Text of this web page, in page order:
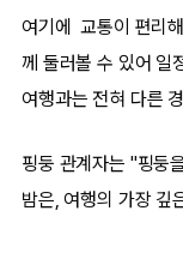
여기에 교통이 편리
께 둘러볼 수 있어 일
여행과는 전혀 다른
핑둥 관계자는 "핑둥
밤은, 여행의 가장 깊